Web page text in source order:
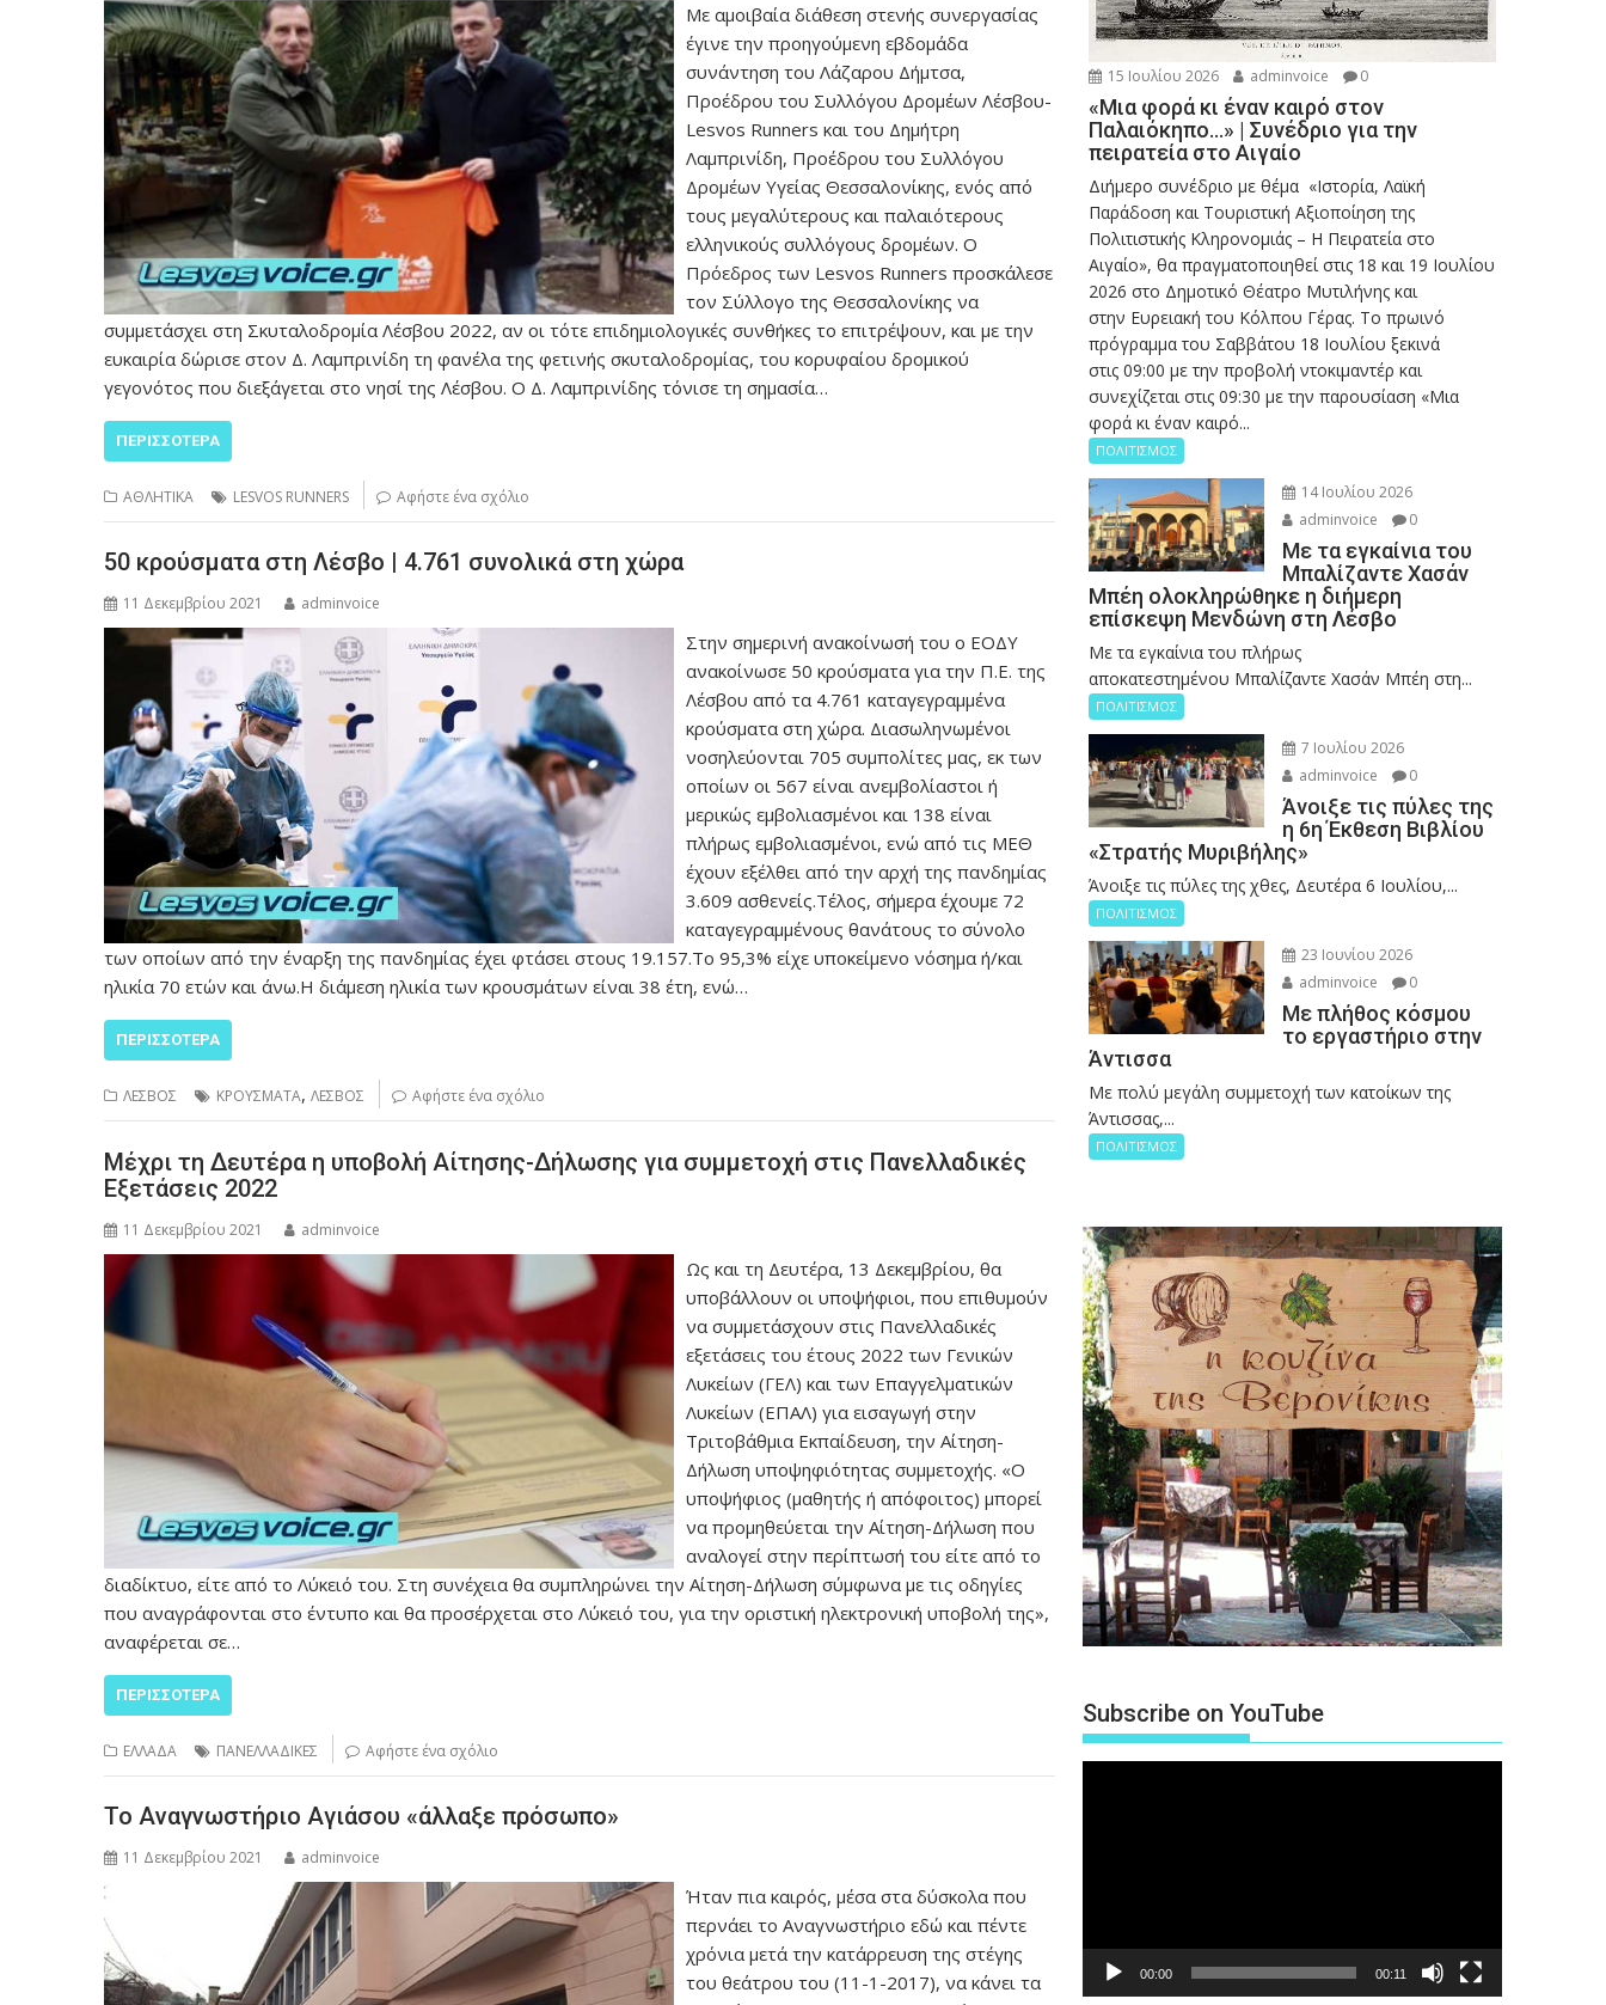
Με αμοιβαία διάθεση στενής συνεργασίας
έγινε την προηγούμενη εβδομάδα
συνάντηση του Λάζαρου Δήμτσα,
Προέδρου του Συλλόγου Δρομέων Λέσβου-
Lesvos Runners και του Δημήτρη
Λαμπρινίδη, Προέδρου του Συλλόγου
Δρομέων Υγείας Θεσσαλονίκης, ενός από
τους μεγαλύτερους και παλαιότερους
ελληνικούς συλλόγους δρομέων. Ο
Πρόεδρος των Lesvos Runners προσκάλεσε
τον Σύλλογο της Θεσσαλονίκης να
συμμετάσχει στη Σκυταλοδρομία Λέσβου 2022, αν οι τότε επιδημιολογικές συνθήκες το επιτρέψουν, και με την
ευκαιρία δώρισε στον Δ. Λαμπρινίδη τη φανέλα της φετινής σκυταλοδρομίας, του κορυφαίου δρομικού
γεγονότος που διεξάγεται στο νησί της Λέσβου. Ο Δ. Λαμπρινίδης τόνισε τη σημασία…
ΠΕΡΙΣΣΌΤΕΡΑ
ΑΘΛΗΤΙΚΑ LESVOS RUNNERS Αφήστε ένα σχόλιο
50 κρούσματα στη Λέσβο | 4.761 συνολικά στη χώρα
11 Δεκεμβρίου 2021 adminvoice
Στην σημερινή ανακοίνωσή του ο ΕΟΔΥ
ανακοίνωσε 50 κρούσματα για την Π.Ε. της
Λέσβου από τα 4.761 καταγεγραμμένα
κρούσματα στη χώρα. Διασωληνωμένοι
νοσηλεύονται 705 συμπολίτες μας, εκ των
οποίων οι 567 είναι ανεμβολίαστοι ή
μερικώς εμβολιασμένοι και 138 είναι
πλήρως εμβολιασμένοι, ενώ από τις ΜΕΘ
έχουν εξέλθει από την αρχή της πανδημίας
3.609 ασθενείς.Τέλος, σήμερα έχουμε 72
καταγεγραμμένους θανάτους το σύνολο
των οποίων από την έναρξη της πανδημίας έχει φτάσει στους 19.157.Το 95,3% είχε υποκείμενο νόσημα ή/και
ηλικία 70 ετών και άνω.Η διάμεση ηλικία των κρουσμάτων είναι 38 έτη, ενώ…
ΠΕΡΙΣΣΌΤΕΡΑ
ΛΕΣΒΟΣ ΚΡΟΥΣΜΑΤΑ, ΛΕΣΒΟΣ Αφήστε ένα σχόλιο
Μέχρι τη Δευτέρα η υποβολή Αίτησης-Δήλωσης για συμμετοχή στις Πανελλαδικές
Εξετάσεις 2022
11 Δεκεμβρίου 2021 adminvoice
Ως και τη Δευτέρα, 13 Δεκεμβρίου, θα
υποβάλλουν οι υποψήφιοι, που επιθυμούν
να συμμετάσχουν στις Πανελλαδικές
εξετάσεις του έτους 2022 των Γενικών
Λυκείων (ΓΕΛ) και των Επαγγελματικών
Λυκείων (ΕΠΑΛ) για εισαγωγή στην
Τριτοβάθμια Εκπαίδευση, την Αίτηση-
Δήλωση υποψηφιότητας συμμετοχής. «Ο
υποψήφιος (μαθητής ή απόφοιτος) μπορεί
να προμηθεύεται την Αίτηση-Δήλωση που
αναλογεί στην περίπτωσή του είτε από το
διαδίκτυο, είτε από το Λύκειό του. Στη συνέχεια θα συμπληρώνει την Αίτηση-Δήλωση σύμφωνα με τις οδηγίες
που αναγράφονται στο έντυπο και θα προσέρχεται στο Λύκειό του, για την οριστική ηλεκτρονική υποβολή της»,
αναφέρεται σε…
ΠΕΡΙΣΣΌΤΕΡΑ
ΕΛΛΑΔΑ ΠΑΝΕΛΛΑΔΙΚΕΣ Αφήστε ένα σχόλιο
Το Αναγνωστήριο Αγιάσου «άλλαξε πρόσωπο»
11 Δεκεμβρίου 2021 adminvoice
Ήταν πια καιρός, μέσα στα δύσκολα που
περνάει το Αναγνωστήριο εδώ και πέντε
χρόνια μετά την κατάρρευση της στέγης
του θεάτρου του (11-1-2017), να κάνει τα
15 Ιουλίου 2026 adminvoice 0
«Μια φορά κι έναν καιρό στον
Παλαιόκηπο…» | Συνέδριο για την
πειρατεία στο Αιγαίο
Διήμερο συνέδριο με θέμα «Ιστορία, Λαϊκή
Παράδοση και Τουριστική Αξιοποίηση της
Πολιτιστικής Κληρονομιάς – Η Πειρατεία στο
Αιγαίο», θα πραγματοποιηθεί στις 18 και 19 Ιουλίου
2026 στο Δημοτικό Θέατρο Μυτιλήνης και
στην Ευρειακή του Κόλπου Γέρας. Το πρωινό
πρόγραμμα του Σαββάτου 18 Ιουλίου ξεκινά
στις 09:00 με την προβολή ντοκιμαντέρ και
συνεχίζεται στις 09:30 με την παρουσίαση «Μια
φορά κι έναν καιρό...
ΠΟΛΙΤΙΣΜΟΣ
14 Ιουλίου 2026
adminvoice
0
Με τα εγκαίνια του
Μπαλίζαντε Χασάν
Μπέη ολοκληρώθηκε η διήμερη
επίσκεψη Μενδώνη στη Λέσβο
Με τα εγκαίνια του πλήρως
αποκατεστημένου Μπαλίζαντε Χασάν Μπέη στη...
ΠΟΛΙΤΙΣΜΟΣ
7 Ιουλίου 2026
adminvoice
0
Άνοιξε τις πύλες της
η 6η Έκθεση Βιβλίου
«Στρατής Μυριβήλης»
Άνοιξε τις πύλες της χθες, Δευτέρα 6 Ιουλίου,...
ΠΟΛΙΤΙΣΜΟΣ
23 Ιουνίου 2026
adminvoice
0
Με πλήθος κόσμου
το εργαστήριο στην
Άντισσα
Με πολύ μεγάλη συμμετοχή των κατοίκων της
Άντισσας,...
ΠΟΛΙΤΙΣΜΟΣ
Subscribe on YouTube
00:00 00:11